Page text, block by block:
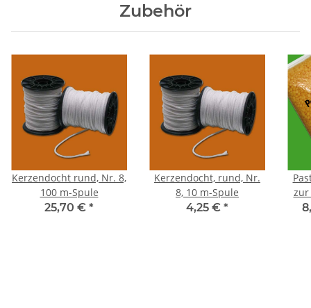
Zubehör
Kerzendocht rund, Nr. 8,
100 m-Spule
25,70 € *
Kerzendocht, rund, Nr.
8, 10 m-Spule
4,25 € *
zur